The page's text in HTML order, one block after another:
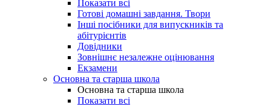
Показати всі
Готові домашні завдання. Твори
Інші посібники для випускників та
абітурієнтів
Довідники
Зовнішнє незалежне оцінювання
Екзамени
Основна та старша школа
Основна та старша школа
Показати всі